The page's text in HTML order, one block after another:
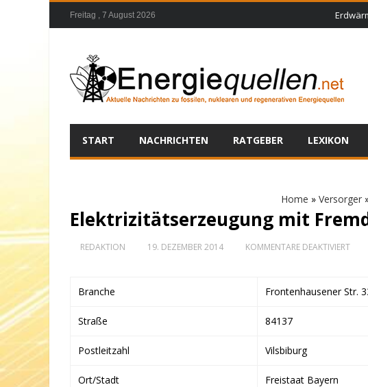
Freitag , 7 August 2026
START NACHRICHTEN RATGEBER LEXIKON
Home » Versorger
Elektrizitätserzeugung mit
REDAKTION 19. DEZEMBER 2014 KOMMENTARE DEAKTIVIERTFÜR
ZUR
Branche Frontenhausener Str.
Straße 84137
Postleitzahl Vilsbiburg
Ort/Stadt Freistaat Bayern